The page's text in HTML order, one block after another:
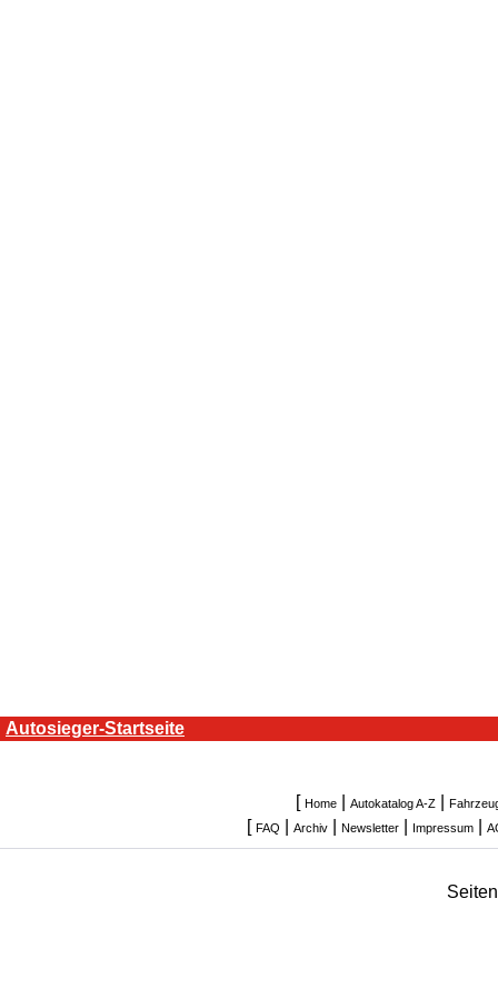
Autosieger-Startseite
[ Home| Autokatalog A-Z|
[ FAQ Archiv Newsletter Impressum